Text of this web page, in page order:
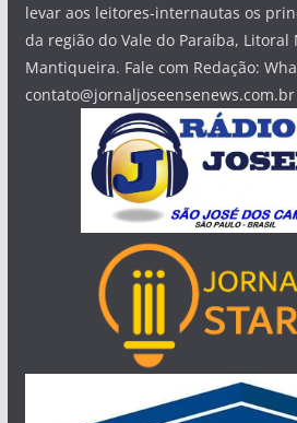
levar aos leitores-internautas os
da região do Vale do Paraíba, Litoral
Mantiqueira. Fale com Redação:
contato@jornaljoseensenews.com.br